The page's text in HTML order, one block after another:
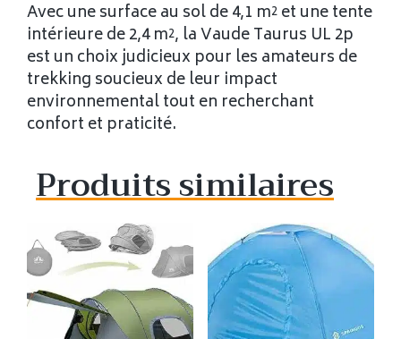
Avec une surface au sol de 4,1 m² et une tente
intérieure de 2,4 m², la Vaude Taurus UL 2p
est un choix judicieux pour les amateurs de
trekking soucieux de leur impact
environnemental tout en recherchant
confort et praticité.
Produits similaires